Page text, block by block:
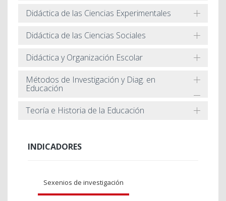
Didáctica de las Ciencias Experimentales
Didáctica de las Ciencias Sociales
Didáctica y Organización Escolar
Métodos de Investigación y Diag. en
Educación
Teoría e Historia de la Educación
INDICADORES
Sexenios de investigación